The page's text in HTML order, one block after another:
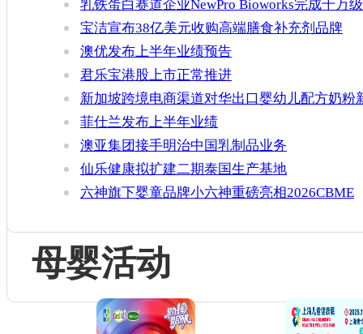
乳铁蛋白赛道企业NewPro Bioworks完成千万级
融资
宝洁宣布38亿美元收购高端膳食补充剂品牌
Thorne
澳优发布上半年业绩预告
君乐宝港股上市正常推进
新加坡跨境电商渠道对华出口婴幼儿配方奶粉
增官方健康证书通关要求
菲仕兰发布上半年业绩
澳亚集团接手明治中国乳制品业务
仙乐健康拟扩建二期泰国生产基地
六神旗下婴童品牌小六神重磅亮相2026CBME
母婴活动